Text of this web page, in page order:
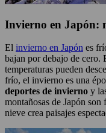
Invierno en Japón:
El invierno en Japón es
bajan por debajo de cero.
temperaturas pueden
frío, el invierno es una
deportes de invierno y
montañosas de Japón son
nieve crea paisajes